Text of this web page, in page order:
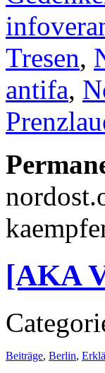
Tresen,
antifa,
[AKA
Beiträge, Berlin,